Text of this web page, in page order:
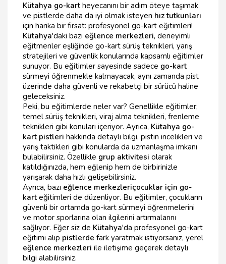
Kütahya go-kart heyecanını bir adım öteye taşımak
ve pistlerde daha da iyi olmak isteyen hız tutkunları
için harika bir fırsat: profesyonel go-kart eğitimleri!
Kütahya'daki bazı eğlence merkezleri, deneyimli
eğitmenler eşliğinde go-kart sürüş teknikleri, yarış
stratejileri ve güvenlik konularında kapsamlı eğitimler
sunuyor. Bu eğitimler sayesinde sadece go-kart
sürmeyi öğrenmekle kalmayacak, aynı zamanda pist
üzerinde daha güvenli ve rekabetçi bir sürücü haline
geleceksiniz.
Peki, bu eğitimlerde neler var? Genellikle eğitimler;
temel sürüş teknikleri, viraj alma teknikleri, frenleme
teknikleri gibi konuları içeriyor. Ayrıca, Kütahya go-
kart pistleri hakkında detaylı bilgi, pistin incelikleri ve
yarış taktikleri gibi konularda da uzmanlaşma imkanı
bulabilirsiniz. Özellikle grup aktivitesi olarak
katıldığınızda, hem eğlenip hem de birbirinizle
yarışarak daha hızlı gelişebilirsiniz.
Ayrıca, bazı eğlence merkezleriçocuklar için go-
kart eğitimleri de düzenliyor. Bu eğitimler, çocukların
güvenli bir ortamda go-kart sürmeyi öğrenmelerini
ve motor sporlarına olan ilgilerini artırmalarını
sağlıyor. Eğer siz de Kütahya'da profesyonel go-kart
eğitimi alıp pistlerde fark yaratmak istiyorsanız, yerel
eğlence merkezleri ile iletişime geçerek detaylı
bilgi alabilirsiniz.